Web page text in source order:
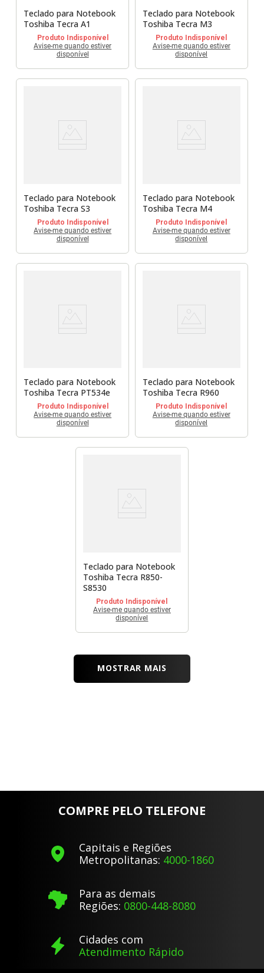
Teclado para Notebook
Toshiba Tecra A1
Produto Indisponível
Avise-me quando estiver
disponível
Teclado para Notebook
Toshiba Tecra M3
Produto Indisponível
Avise-me quando estiver
disponível
Teclado para Notebook
Toshiba Tecra S3
Produto Indisponível
Avise-me quando estiver
disponível
Teclado para Notebook
Toshiba Tecra M4
Produto Indisponível
Avise-me quando estiver
disponível
Teclado para Notebook
Toshiba Tecra PT534e
Produto Indisponível
Avise-me quando estiver
disponível
Teclado para Notebook
Toshiba Tecra R960
Produto Indisponível
Avise-me quando estiver
disponível
Teclado para Notebook
Toshiba Tecra R850-
S8530
Produto Indisponível
Avise-me quando estiver
disponível
MOSTRAR MAIS
COMPRE PELO TELEFONE
Capitais e Regiões
Metropolitanas: 4000-1860
Para as demais
Regiões: 0800-448-8080
Cidades com
Atendimento Rápido